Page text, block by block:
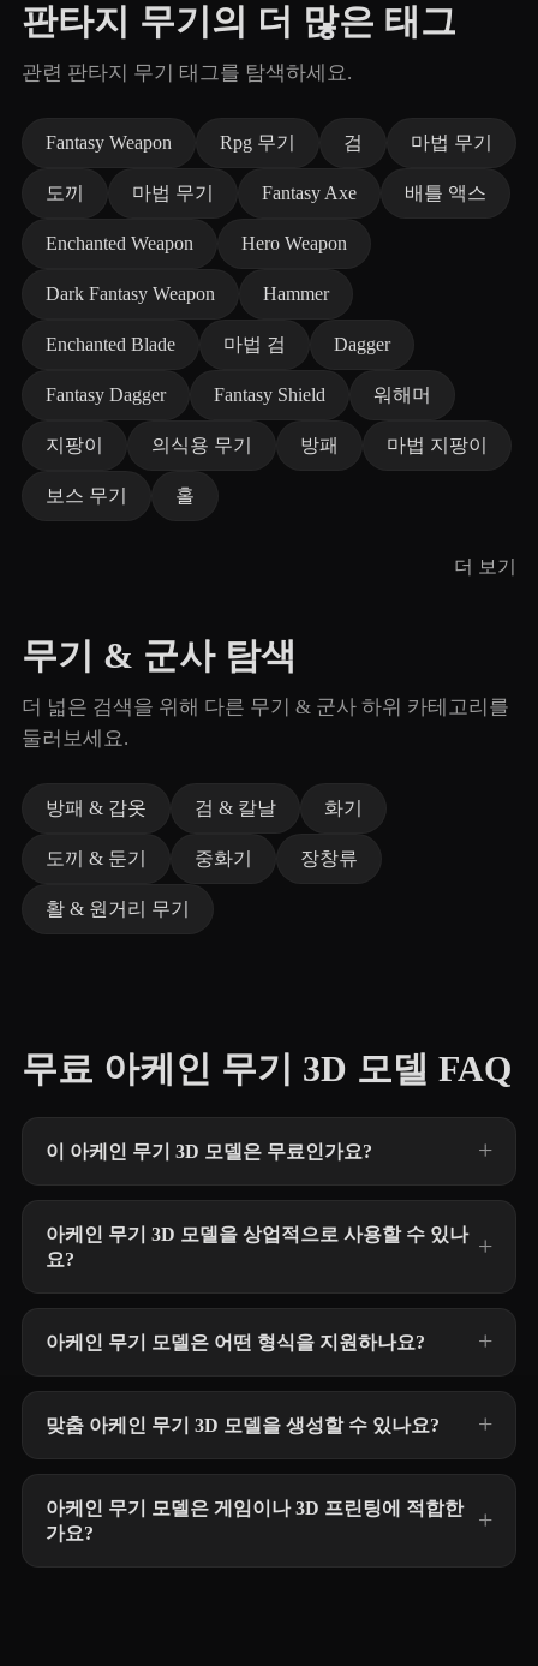
판타지 무기의 더 많은 태그
관련 판타지 무기 태그를 탐색하세요.
Fantasy Weapon Rpg 무기 검 마법 무기
도끼 마법 무기 Fantasy Axe 배틀 액스
Enchanted Weapon Hero Weapon
Dark Fantasy Weapon Hammer
Enchanted Blade 마법 검 Dagger
Fantasy Dagger Fantasy Shield 워해머
지팡이 의식용 무기 방패 마법 지팡이
보스 무기 홀
더 보기
무기 & 군사 탐색
더 넓은 검색을 위해 다른 무기 & 군사 하위 카테고리를
둘러보세요.
방패 & 갑옷 검 & 칼날 화기
도끼 & 둔기 중화기 장창류
활 & 원거리 무기
무료 아케인 무기 3D 모델 FAQ
이 아케인 무기 3D 모델은 무료인가요?
아케인 무기 3D 모델을 상업적으로 사용할 수 있나
요?
아케인 무기 모델은 어떤 형식을 지원하나요?
맞춤 아케인 무기 3D 모델을 생성할 수 있나요?
아케인 무기 모델은 게임이나 3D 프린팅에 적합한
가요?